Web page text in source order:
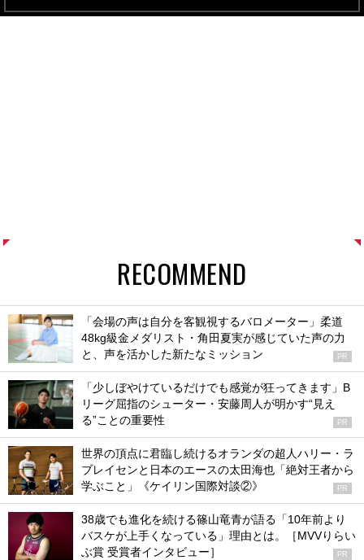
RECOMMEND
「会場の声は自分を客観視するバロメーター」柔道
48kg級金メダリスト・角田夏実が感じていた声の力
と、声を活かした新たなミッション
PR
「少しぼやけているだけでも感覚が狂ってきます」B
リーグ屈指のシューター・安藤周人が明かす“見え
る”ことの重要性
PR
世界の頂点に君臨し続けるオランダの超人ハリー・ラ
ブレイセンと日本のエースの太田海也「絶対王者から
学ぶこと」《ケイリン国際対談②》
PR
38歳でも進化を続ける篠山竜青が語る「10年前より
バスケが上手くなっている」理由とは。［MVVりらい
ぶ賞 受賞者インタビュー］
PR